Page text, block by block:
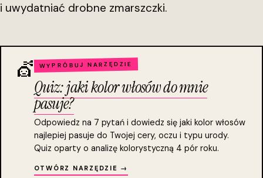
i uwydatniać drobne zmarszczki.
💇 WYPRÓBUJ NARZĘDZIE
Quiz: jaki kolor włosów do mnie
pasuje?
Odpowiedz na 7 pytań i dowiedz się jaki kolor włosów
najlepiej pasuje do Twojej cery, oczu i typu urody.
Quiz oparty o analizę kolorystyczną 4 pór roku.
OTWÓRZ NARZĘDZIE →